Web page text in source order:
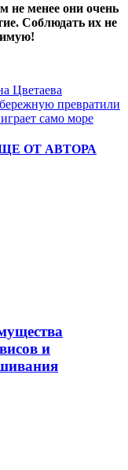
не менее они очень
Соблюдать их не
Цветаева
превратили
само море
ОТ АВТОРА
и